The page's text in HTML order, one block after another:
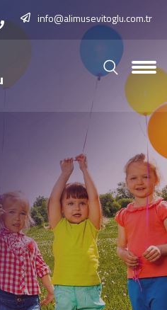
info@alimusevitoglu.com.tr